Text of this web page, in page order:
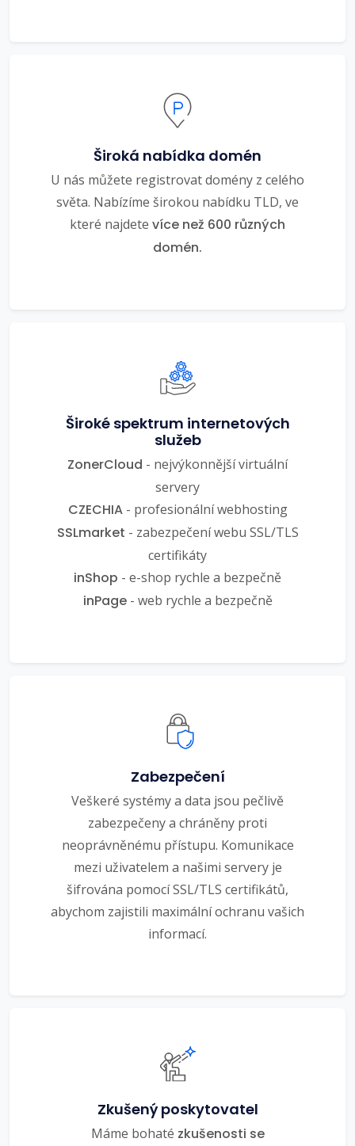
Široká nabídka domén
U nás můžete registrovat domény z celého
světa. Nabízíme širokou nabídku TLD, ve
které najdete více než 600 různých
domén.
Široké spektrum internetových
služeb
ZonerCloud - nejvýkonnější virtuální
servery
CZECHIA- profesionální webhosting
SSLmarket - zabezpečení webu SSL/TLS
certifikáty
inShop - e-shop rychle a bezpečně
inPage- web rychle a bezpečně
Zabezpečení
Veškeré systémy a data jsou pečlivě
zabezpečeny a chráněny proti
neoprávněnému přístupu. Komunikace
mezi uživatelem a našimi servery je
šifrována pomocí SSL/TLS certifikátů,
abychom zajistili maximální ochranu vašich
informací.
Zkušený poskytovatel
Máme bohaté zkušenosti se